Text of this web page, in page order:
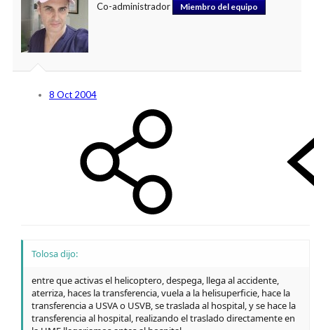
Co-administrador Miembro del equipo
8 Oct 2004
Tolosa dijo:
entre que activas el helicoptero, despega, llega al accidente,
aterriza, haces la transferencia, vuela a la helisuperficie, hace la
transferencia a USVA o USVB, se traslada al hospital, y se hace la
transferencia al hospital, realizando el traslado directamente en